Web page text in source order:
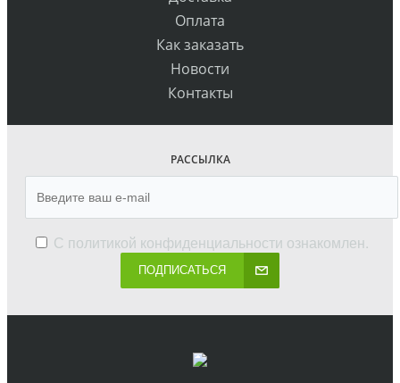
Оплата
Как заказать
Новости
Контакты
РАССЫЛКА
С политикой конфиденциальности ознакомлен.
ПОДПИСАТЬСЯ